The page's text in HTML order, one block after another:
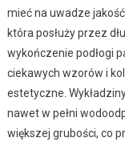
mieć na uwadze
która posłuży przez
wykończenie podłogi
ciekawych wzorów i
estetyczne.
nawet w pełni
większej grubości, co